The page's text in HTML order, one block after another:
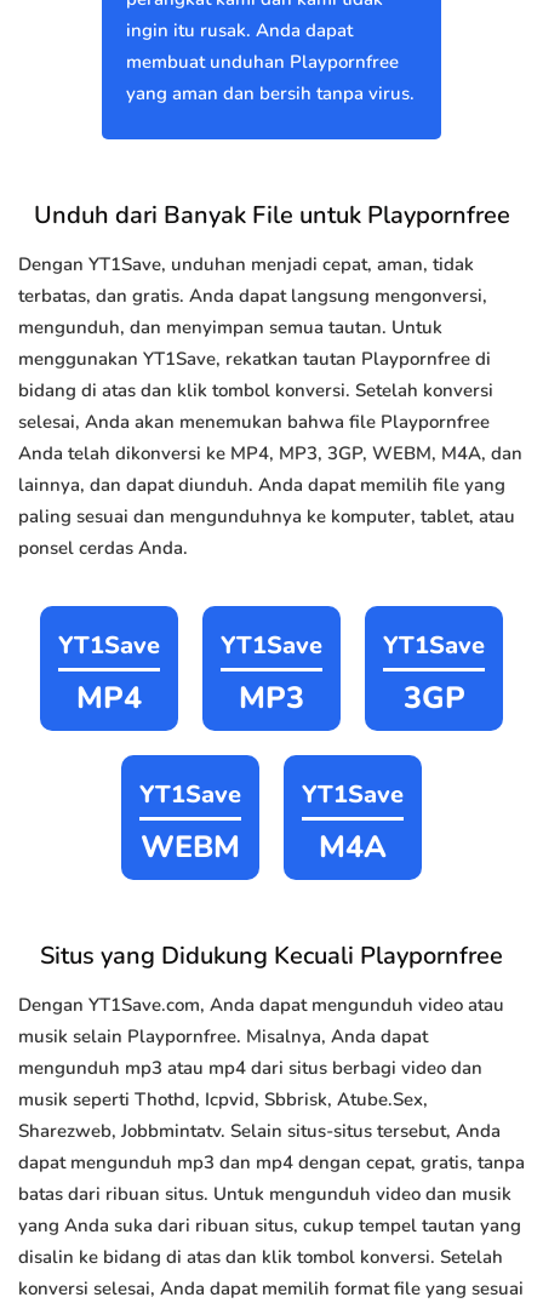
ingin itu rusak. Anda dapat
membuat unduhan Playpornfree
yang aman dan bersih tanpa virus.
Unduh dari Banyak File untuk Playpornfree
Dengan YT1Save, unduhan menjadi cepat, aman, tidak
terbatas, dan gratis. Anda dapat langsung mengonversi,
mengunduh, dan menyimpan semua tautan. Untuk
menggunakan YT1Save, rekatkan tautan Playpornfree di
bidang di atas dan klik tombol konversi. Setelah konversi
selesai, Anda akan menemukan bahwa file Playpornfree
Anda telah dikonversi ke MP4, MP3, 3GP, WEBM, M4A, dan
lainnya, dan dapat diunduh. Anda dapat memilih file yang
paling sesuai dan mengunduhnya ke komputer, tablet, atau
ponsel cerdas Anda.
YT1Save
MP4
YT1Save
MP3
YT1Save
3GP
YT1Save
WEBM
YT1Save
M4A
Situs yang Didukung Kecuali Playpornfree
Dengan YT1Save.com, Anda dapat mengunduh video atau
musik selain Playpornfree. Misalnya, Anda dapat
mengunduh mp3 atau mp4 dari situs berbagi video dan
musik seperti Thothd, Icpvid, Sbbrisk, Atube.Sex,
Sharezweb, Jobbmintatv. Selain situs-situs tersebut, Anda
dapat mengunduh mp3 dan mp4 dengan cepat, gratis, tanpa
batas dari ribuan situs. Untuk mengunduh video dan musik
yang Anda suka dari ribuan situs, cukup tempel tautan yang
disalin ke bidang di atas dan klik tombol konversi. Setelah
konversi selesai, Anda dapat memilih format file yang sesuai